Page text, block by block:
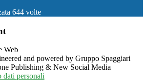
644 volte
and powered by Gruppo Spaggiari
Publishing & New Social Media
dati personali